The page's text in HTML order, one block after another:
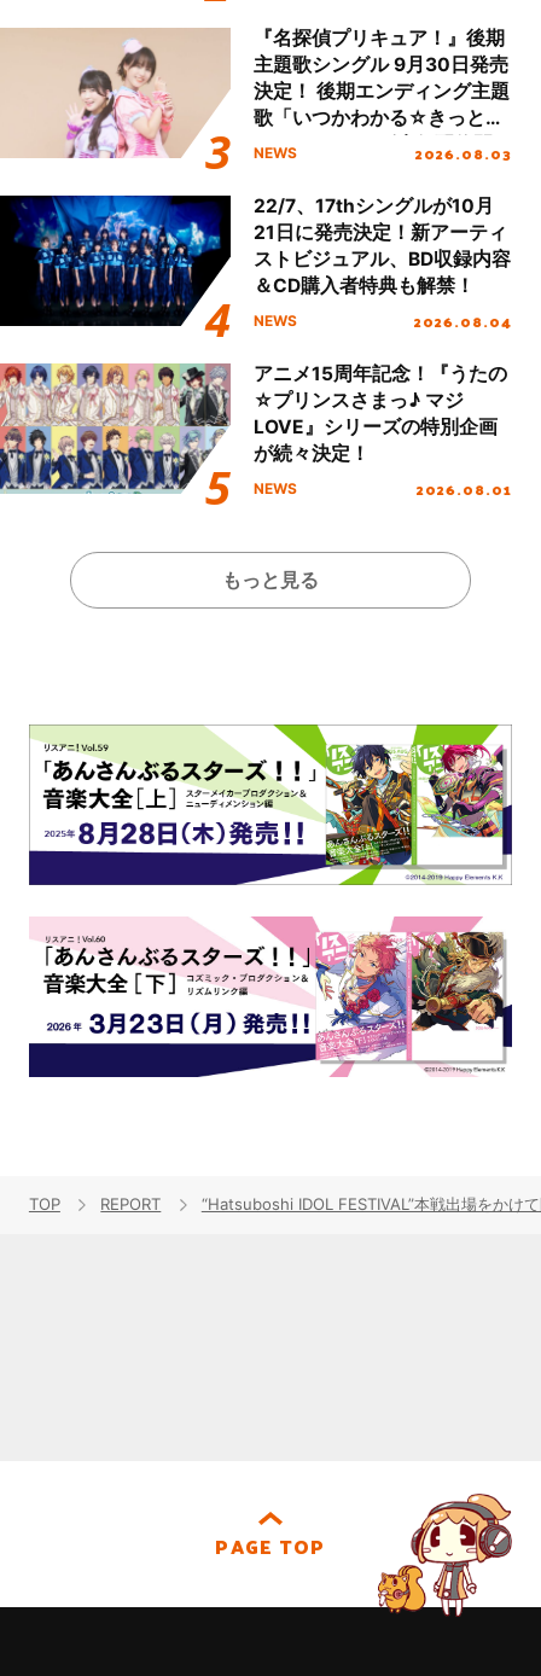
『名探偵プリキュア！』後期
主題歌シングル 9月30日発売
決定！ 後期エンディング主題
歌「いつかわかる☆きっとあ
える」TVサイズ先行配信開
NEWS 2026.08.03
22/7、17thシングルが10月
21日に発売決定！新アーティ
ストビジュアル、BD収録内容
＆CD購入者特典も解禁！
NEWS 2026.08.04
アニメ15周年記念！『うたの
☆プリンスさまっ♪ マジ
LOVE』シリーズの特別企画
が続々決定！
NEWS 2026.08.01
もっと見る
TOP REPORT “Hatsuboshi IDOL FESTIVAL”本戦出場をかけ
PAGE TOP